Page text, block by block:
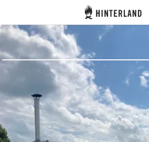
Hinterland
Accedi
Registro